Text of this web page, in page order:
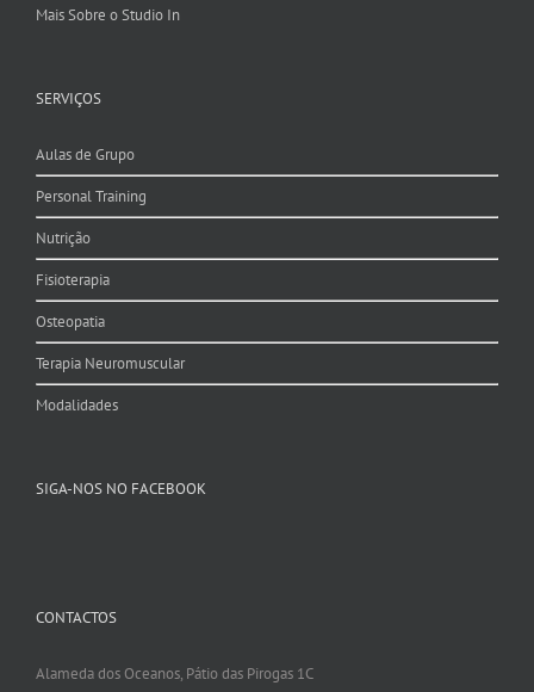
Mais Sobre o Studio In
SERVIÇOS
Aulas de Grupo
Personal Training
Nutrição
Fisioterapia
Osteopatia
Terapia Neuromuscular
Modalidades
SIGA-NOS NO FACEBOOK
CONTACTOS
Alameda dos Oceanos, Pátio das Pirogas 1C